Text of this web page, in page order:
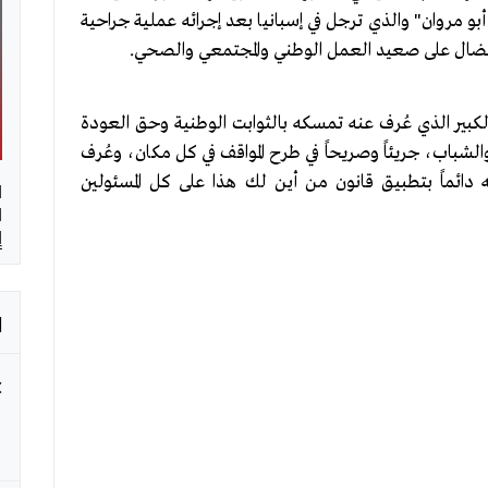
مروان" والذي ترجل في إسبانيا بعد إجرائه عملية جراحية
الذي عُرف عنه تمسكه بالثوابت الوطنية وحق العودة
والشباب، جريئاً وصريحاً في طرح المواقف في كل مكان، وعُرف
دائماً بتطبيق قانون من أين لك هذا على كل المسئولين